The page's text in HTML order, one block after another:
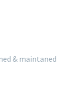
& maintaned